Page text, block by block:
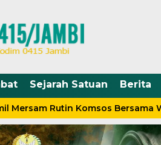
Sejarah Satuan Berita
Rutin Komsos Bersama